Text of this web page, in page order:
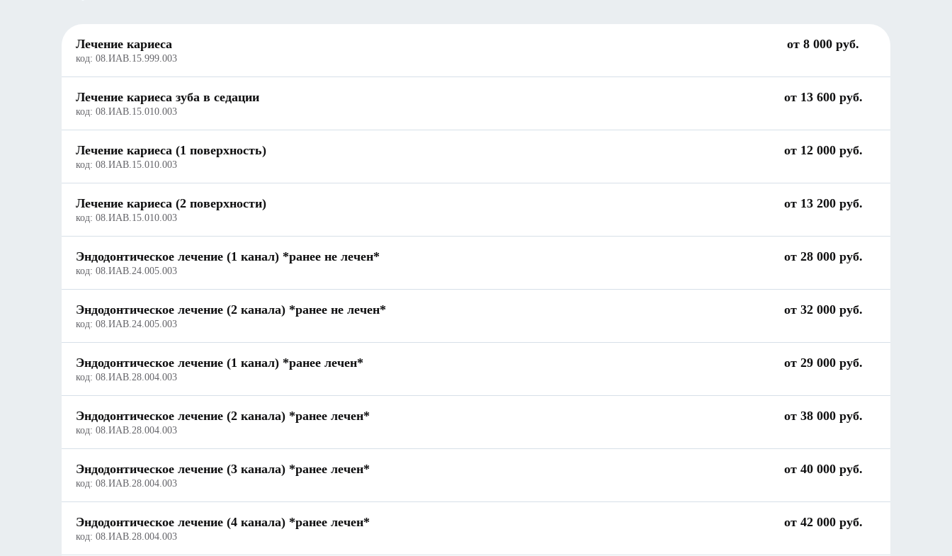
Лечение кариеса
код: 08.ИАВ.15.999.003
от 8 000 руб.
Лечение кариеса зуба в седации
код: 08.ИАВ.15.010.003
от 13 600 руб.
Лечение кариеса (1 поверхность)
код: 08.ИАВ.15.010.003
от 12 000 руб.
Лечение кариеса (2 поверхности)
код: 08.ИАВ.15.010.003
от 13 200 руб.
Эндодонтическое лечение (1 канал) *ранее не лечен*
код: 08.ИАВ.24.005.003
от 28 000 руб.
Эндодонтическое лечение (2 канала) *ранее не лечен*
код: 08.ИАВ.24.005.003
от 32 000 руб.
Эндодонтическое лечение (1 канал) *ранее лечен*
код: 08.ИАВ.28.004.003
от 29 000 руб.
Эндодонтическое лечение (2 канала) *ранее лечен*
код: 08.ИАВ.28.004.003
от 38 000 руб.
Эндодонтическое лечение (3 канала) *ранее лечен*
код: 08.ИАВ.28.004.003
от 40 000 руб.
Эндодонтическое лечение (4 канала) *ранее лечен*
код: 08.ИАВ.28.004.003
от 42 000 руб.